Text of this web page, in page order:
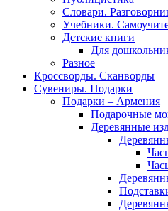
Словари.
Учебники.
Детские книги
Для
Разное
Кроссворды. Сканворды
Сувениры. Подарки
Подарки – Армения
Подарочные
Деревянные